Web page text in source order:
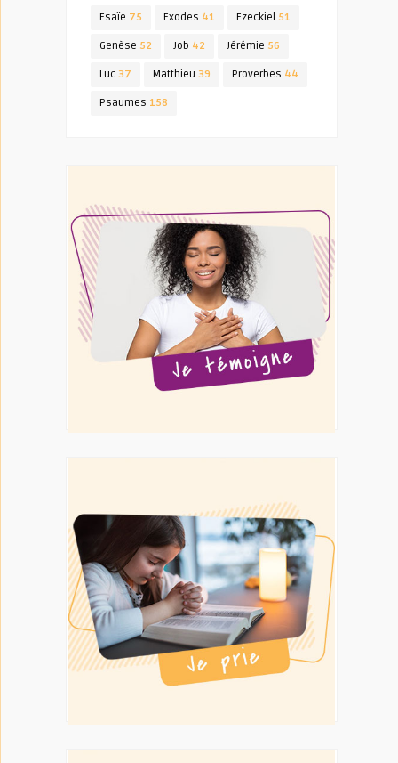
Esaïe 75 Exodes 41 Ezeckiel 51
Genèse 52 Job 42 Jérémie 56
Luc 37 Matthieu 39 Proverbes 44
Psaumes 158